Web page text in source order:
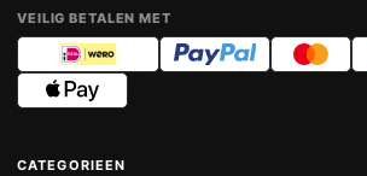
VEILIG BETALEN MET
CATEGORIEEN